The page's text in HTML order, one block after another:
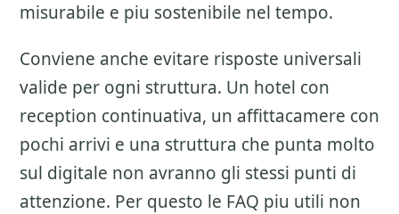
misurabile e piu sostenibile nel tempo.
Conviene anche evitare risposte universali
valide per ogni struttura. Un hotel con
reception continuativa, un affittacamere con
pochi arrivi e una struttura che punta molto
sul digitale non avranno gli stessi punti di
attenzione. Per questo le FAQ piu utili non